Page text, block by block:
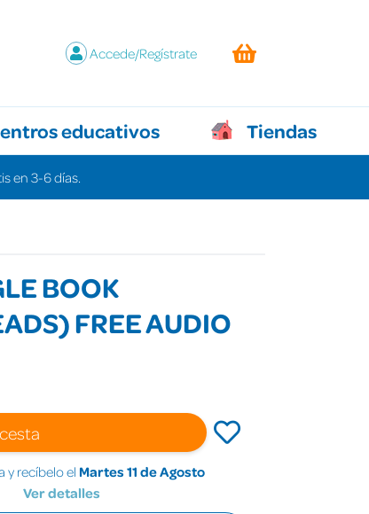
Accede/Regístrate
educativos Tiendas
en 3-6 días.
BOOK
FREE AUDIO
y recíbelo el Martes 11 de Agosto
Ver detalles